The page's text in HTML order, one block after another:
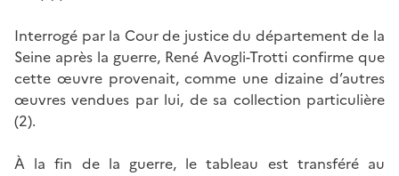
Interrogé par la Cour de justice du département de la
Seine après la guerre, René Avogli-Trotti confirme que
cette œuvre provenait, comme une dizaine d’autres
œuvres vendues par lui, de sa collection particulière
(2).
À la fin de la guerre, le tableau est transféré au